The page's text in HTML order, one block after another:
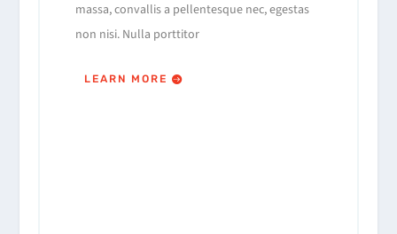
massa, convallis a pellentesque nec, egestas
non nisi. Nulla porttitor
LEARN MORE